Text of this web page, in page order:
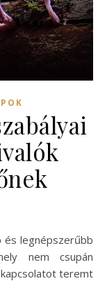
nem csupán
teremt